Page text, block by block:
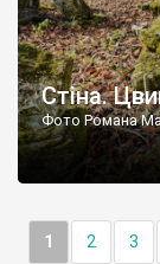
Стіна.
Фото Романа
1 2 3